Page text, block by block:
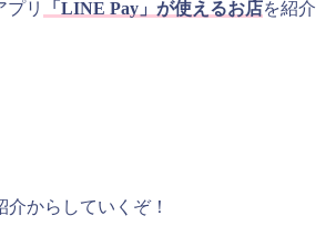
プリ 「LINE Pay」が使えるお店を紹介
介からしていくぞ！